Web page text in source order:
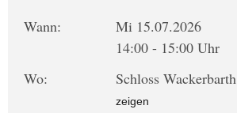
Wann:
Mi 15.07.2026
14:00 - 15:00 Uhr
Wo:
Schloss Wackerbarth
zeigen